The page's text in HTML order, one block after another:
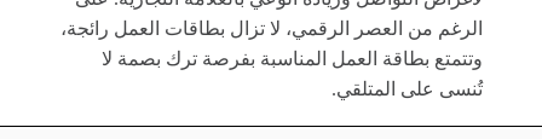
الرغم من العصر الرقمي، لا تزال بطاقات العمل رائجة،
وتتمتع بطاقة العمل المناسبة بفرصة ترك بصمة لا
تُنسى على المتلقي.